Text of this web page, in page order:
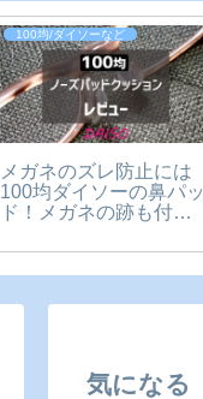
100均/ダイソーなど
メガネのズレ防止には
100均ダイソーの鼻パッ
ド！メガネの跡も付き
気になる